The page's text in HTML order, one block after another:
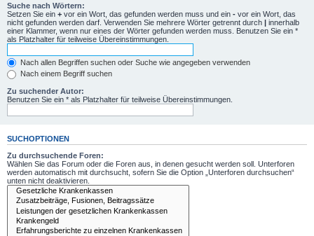
Suche nach Wörtern:
Setzen Sie ein + vor ein Wort, das gefunden werden muss und ein - vor ein Wort, das
nicht gefunden werden darf. Verwenden Sie mehrere Wörter getrennt durch | innerhalb
einer Klammer, wenn nur eines der Wörter gefunden werden muss. Benutzen Sie ein *
als Platzhalter für teilweise Übereinstimmungen.
Nach allen Begriffen suchen oder Suche wie angegeben verwenden
Nach einem Begriff suchen
Zu suchender Autor:
Benutzen Sie ein * als Platzhalter für teilweise Übereinstimmungen.
SUCHOPTIONEN
Zu durchsuchende Foren:
Wählen Sie das Forum oder die Foren aus, in denen gesucht werden soll. Unterforen
werden automatisch mit durchsucht, sofern Sie die Option „Unterforen durchsuchen“
unten nicht deaktivieren.